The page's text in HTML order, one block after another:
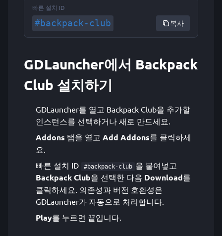
빠른 설치 ID
#backpack-club 복사
GDLauncher에서 Backpack
Club 설치하기
GDLauncher를 열고 Backpack Club을 추가할
인스턴스를 선택하거나 새로 만드세요.
Addons 탭을 열고 Add Addons를 클릭하세
요.
빠른 설치 ID
#backpack-club 을 붙여넣고
Backpack Club을 선택한 다음 Download를
클릭하세요. 의존성과 버전 호환성은
GDLauncher가 자동으로 처리합니다.
Play를 누르면 끝입니다.